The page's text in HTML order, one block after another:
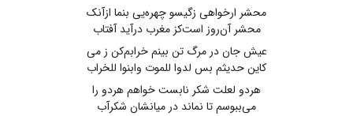
محشر ارخواهی زگیسو چهره‌یی بنما ازآنک
محشر آن‌روز است‌کز مغرب درآید آفتاب
عیش جان در مرگ تن بینم خرابم‌کن ز می
کاین حدیثم بس لدوا للموت وابنوا للخراب
هردو لعلت شکر نابست خواهم هردو را
می‌ببوسم تا نماند در میانشان شکرآب